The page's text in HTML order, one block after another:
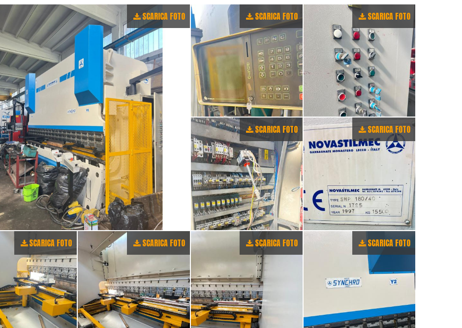
SCARICA FOTO SCARICA FOTO SCARICA FOTO
SCARICA FOTO SCARICA FOTO
SCARICA FOTO SCARICA FOTO SCARICA FOTO SCARICA FOTO